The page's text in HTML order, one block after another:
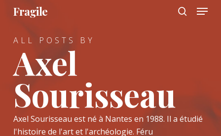
Skip
content
Fragile Menu
ALL POSTS BY
Axel
Sourisseau
Axel Sourisseau est né à Nantes en 1988. Il a étudié
l'histoire de l'art et l'archéologie. Féru